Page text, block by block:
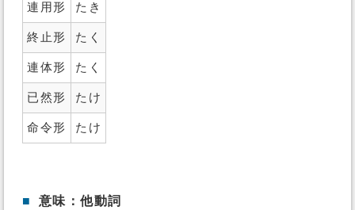
連用形 たき
終止形 たく
連体形 たく
已然形 たけ
命令形 たけ
■ 意味：他動詞